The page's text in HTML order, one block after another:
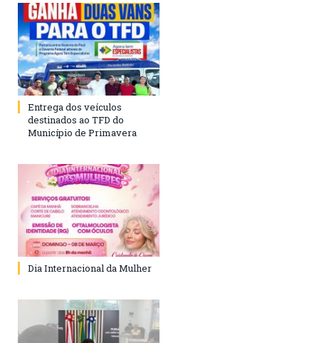
Entrega dos veículos
destinados ao TFD do
Município de Primavera
Dia Internacional da Mulher